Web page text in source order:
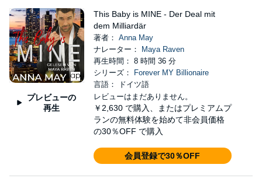
プレビューの
再生
This Baby is MINE - Der Deal mit
dem Milliardär
著者： Anna May
ナレーター：
Maya Raven
再生時間： 8 時間 36 分
シリーズ：
Forever MY Billionaire
言語： ドイツ語
レビューはまだありません。
￥2,630 で購入、またはプレミアムプ
ランの無料体験を始めて非会員価格
の30％OFF で購入
会員登録で30％OFF